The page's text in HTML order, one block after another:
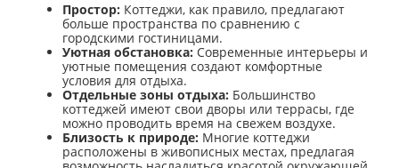
Простор: Коттеджи, как правило, предлагают
больше пространства по сравнению с
городскими гостиницами.
Уютная обстановка: Современные интерьеры и
уютные помещения создают комфортные
условия для отдыха.
Отдельные зоны отдыха: Большинство
коттеджей имеют свои дворы или террасы, где
можно проводить время на свежем воздухе.
Близость к природе: Многие коттеджи
расположены в живописных местах, предлагая